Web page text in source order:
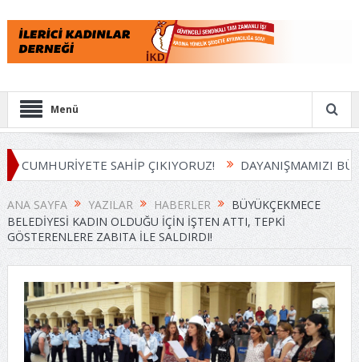
Menü
SAHİP ÇIKIYORUZ! DAYANIŞMAMIZI
ANA SAYFA YAZILAR HABERLER
BÜYÜKÇEKMECE
BELEDIYESI KADIN OLDUĞU IÇIN IŞTEN ATTI, TEPKI
GÖSTERENLERE ZABITA ILE SALDIRDI!